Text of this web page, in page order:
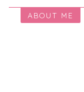
ABOUT ME